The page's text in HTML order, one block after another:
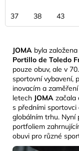
37 38 43
JOMA byla
Portillo de Toledo
pouze obuv, ale v
sportovní vybavení,
inovacím a
letech JOMA začala
s předními sportovci
globálním trhu. Nyní
portfoliem
obuvi pro různé